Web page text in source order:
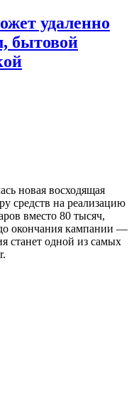
удаленно
бытовой
новая восходящая
средств на реализацию
вместо 80 тысяч,
окончания кампании —
станет одной из самых